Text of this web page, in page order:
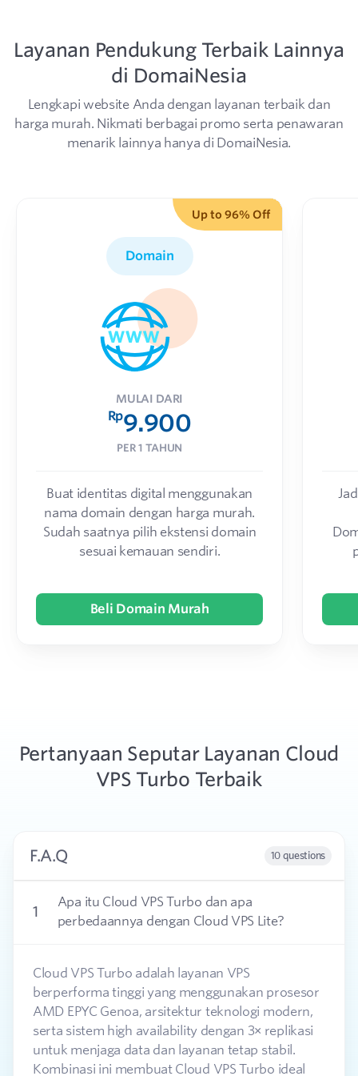
Layanan Pendukung Terbaik Lainnya
di DomaiNesia
Lengkapi website Anda dengan layanan terbaik dan
harga murah. Nikmati berbagai promo serta penawaran
menarik lainnya hanya di DomaiNesia.
Up to 96% Off
Domain
MULAI DARI
Rp9.900
PER 1 TAHUN
Buat identitas digital menggunakan
nama domain dengan harga murah.
Sudah saatnya pilih ekstensi domain
sesuai kemauan sendiri.
Beli Domain Murah
Pertanyaan Seputar Layanan Cloud
VPS Turbo Terbaik
F.A.Q 10 questions
1
Apa itu Cloud VPS Turbo dan apa
perbedaannya dengan Cloud VPS Lite?
Cloud VPS Turbo adalah layanan VPS
berperforma tinggi yang menggunakan prosesor
AMD EPYC Genoa, arsitektur teknologi modern,
serta sistem high availability dengan 3× replikasi
untuk menjaga data dan layanan tetap stabil.
Kombinasi ini membuat Cloud VPS Turbo ideal